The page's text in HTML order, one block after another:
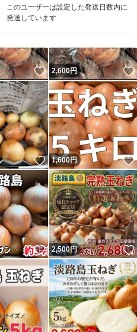
このユーザーは設定した発送日数内に
発送しています
いいね！
2,600円
いいね！
1,600円
いいね！
2,500円